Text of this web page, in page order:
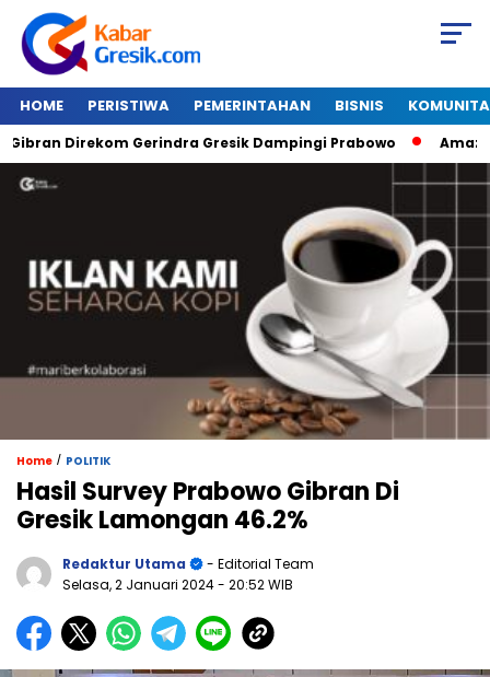
HOME PERISTIWA PEMERINTAHAN BISNIS
Direkom Gerindra Gresik Dampingi Prabowo Amazon
Home / POLITIK
Hasil Survey Prabowo Gibran Di
Gresik Lamongan 46.2%
Redaktur Utama
- Editorial Team
Selasa, 2 Januari 2024- 20:52 WIB